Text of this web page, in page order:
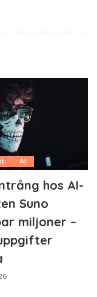
AI
hos AI-
Suno
miljoner –